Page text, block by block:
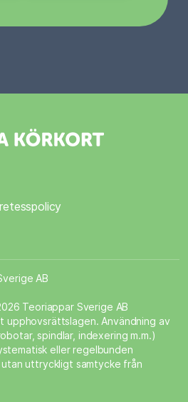
AB
Teoriappar Sverige AB
upphovsrättslagen. Användning av
spindlar, indexering m.m.)
eller regelbunden
uttryckligt samtycke från